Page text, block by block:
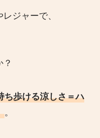
ジャーで、
ち歩ける涼しさ＝ハ
。